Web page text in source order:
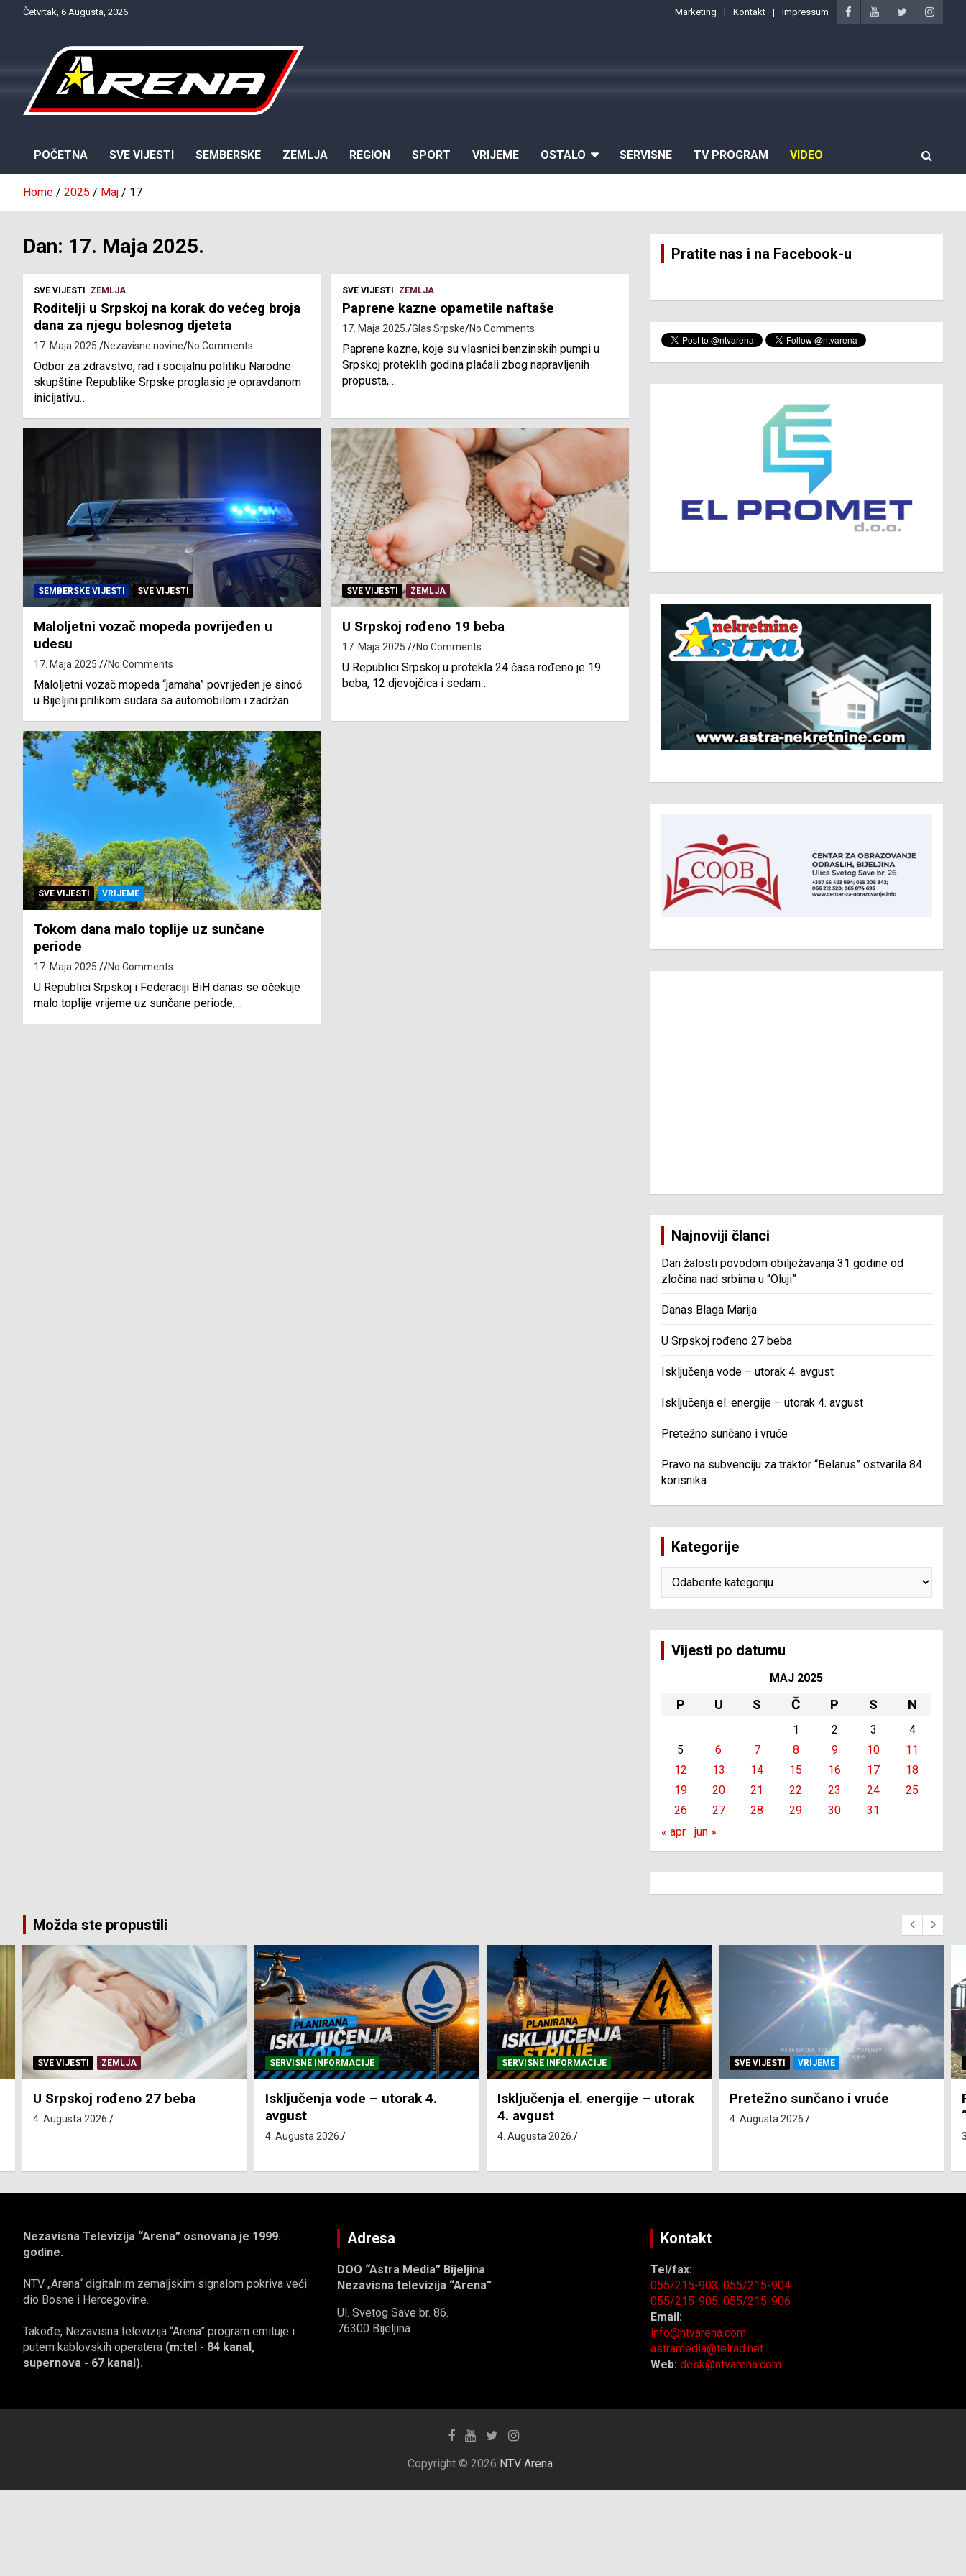
Četvrtak, 6 Augusta, 2026 Marketing Kontakt Impressum
POČETNA SVE VIJESTI SEMBERSKE ZEMLJA REGION SPORT VRIJEME OSTALO SERVISNE TV PROGRAM VIDEO
Home 2025 Maj 17
Dan: 17. Maja 2025.
SVE VIJESTI ZEMLJA
Roditelji u Srpskoj na korak do većeg broja
dana za njegu bolesnog djeteta
17. Maja 2025. Nezavisne novine No Comments
Odbor za zdravstvo, rad i socijalnu politiku Narodne
skupštine Republike Srpske proglasio je opravdanom
inicijativu…
SVE VIJESTI ZEMLJA
Paprene kazne opametile naftaše
17. Maja 2025. Glas Srpske No Comments
Paprene kazne, koje su vlasnici benzinskih pumpi u
Srpskoj proteklih godina plaćali zbog napravljenih
propusta,…
SEMBERSKE VIJESTI SVE VIJESTI
Maloljetni vozač mopeda povrijeđen u
udesu
17. Maja 2025. No Comments
Maloljetni vozač mopeda “jamaha” povrijeđen je sinoć
u Bijeljini prilikom sudara sa automobilom i zadržan…
SVE VIJESTI ZEMLJA
U Srpskoj rođeno 19 beba
17. Maja 2025. No Comments
U Republici Srpskoj u protekla 24 časa rođeno je 19
beba, 12 djevojčica i sedam…
SVE VIJESTI VRIJEME
Tokom dana malo toplije uz sunčane
periode
17. Maja 2025. No Comments
U Republici Srpskoj i Federaciji BiH danas se očekuje
malo toplije vrijeme uz sunčane periode,…
Pratite nas i na Facebook-u
Najnoviji članci
Dan žalosti povodom obilježavanja 31 godine od
zločina nad srbima u “Oluji”
Danas Blaga Marija
U Srpskoj rođeno 27 beba
Isključenja vode – utorak 4. avgust
Isključenja el. energije – utorak 4. avgust
Pretežno sunčano i vruće
Pravo na subvenciju za traktor “Belarus” ostvarila 84
korisnika
Kategorije
Vijesti po datumu
MAJ 2025
P U S Č P S N
1 2 3
4
5
6 7 8 9 10
11
12
13 14 15 16 17
18
19
20 21 22 23 24
25
26
27 28 29 30
31
« apr
jun »
Možda ste propustili
SERVISNE INFORMACIJE
Isključenja vode – utorak 4.
avgust
SERVISNE INFORMACIJE
Isključenja el. energije – utorak
4. avgust
4. Augusta 2026.
SVE VIJESTI VRIJEME
Pretežno sunčano i vruće
4. Augusta 2026.
SVE VIJESTI ZEMLJA
Pravo na subvenciju za traktor
“Belarus” ostvarila 84 korisnika
Nezavisna Televizija “Arena” osnovana je 1999.
godine.
NTV „Arena“ digitalnim zemaljskim signalom pokriva veći
dio Bosne i Hercegovine.
Takođe, Nezavisna televizija “Arena” program emituje i
putem kablovskih operatera (m:tel - 84 kanal,
supernova - 67 kanal).
Adresa
DOO “Astra Media” Bijeljina
Nezavisna televizija “Arena”
Ul. Svetog Save br. 86.
76300 Bijeljina
Kontakt
Tel/fax:
055/215-903;055/215-904
055/215-905;055/215-906
Email:
info@ntvarena.com
astramedia@telrad.net
Web: desk@ntvarena.com
Copyright © 2026 NTV Arena